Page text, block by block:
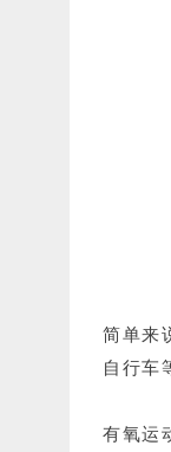
简单来
自行车
有氧运